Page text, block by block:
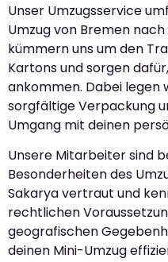
Unser Umzugsservice
Umzug von Bremen
kümmern uns um den
Kartons und sorgen
ankommen. Dabei legen
sorgfältige Verpackung
Umgang mit deinen
Unsere Mitarbeiter sind
Besonderheiten des
Sakarya vertraut und
rechtlichen
geografischen
deinen Mini-Umzug